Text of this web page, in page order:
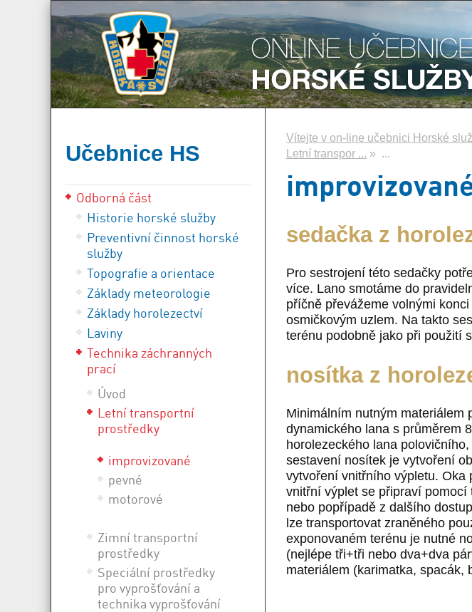
Učebnice HS
Odborná část
Historie horské služby
Preventivní činnost horské
služby
Topografie a orientace
Základy meteorologie
Základy horolezectví
Laviny
Technika záchranných
prací
Úvod
Letní transportní
prostředky
improvizované
pevné
motorové
Zimní transportní
prostředky
Speciální prostředky
pro vyprošťování a
technika vyprošťování
Vítejte v on-line učebnici Horské
Letní transpor ... » ...
sedačka z
Pro sestrojení této sedačky
více. Lano smotáme do
příčně převážeme volnými
osmičkovým uzlem. Na takto
terénu podobně jako při použití
nosítka z
Minimálním nutným materiálem
dynamického lana s průměrem
horolezeckého lana
sestavení nosítek je vytvoření
vytvoření vnitřního výpletu.
vnitřní výplet se připraví
nebo popřípadě z dalšího
lze transportovat zraněného
exponovaném terénu je nutné
(nejlépe tři+tři nebo dva+dva
materiálem (karimatka, spacák,